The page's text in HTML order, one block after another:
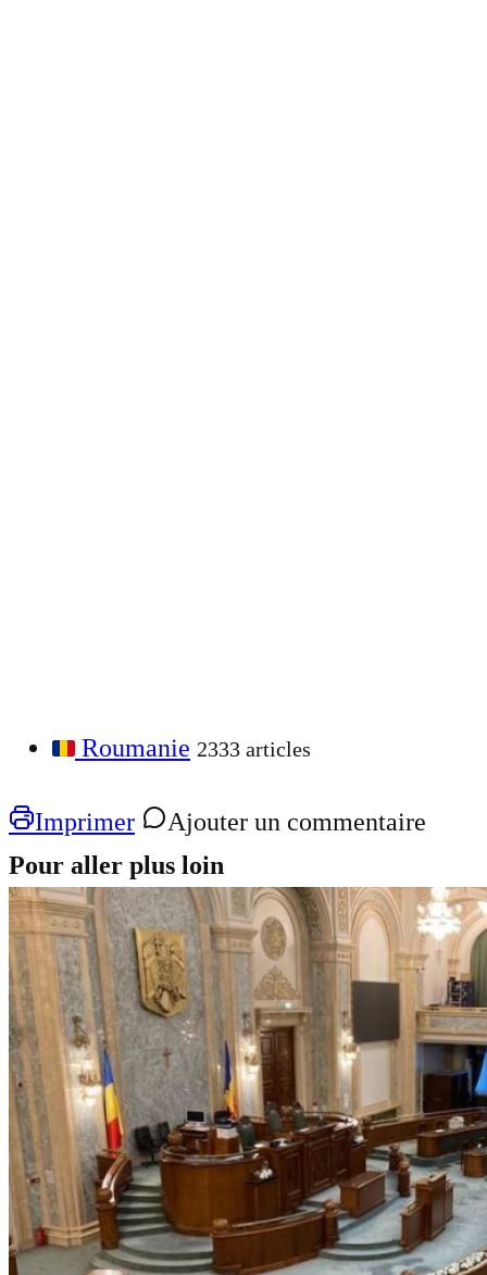
Roumanie 2333 articles
Imprimer
Ajouter un commentaire
Pour aller plus loin